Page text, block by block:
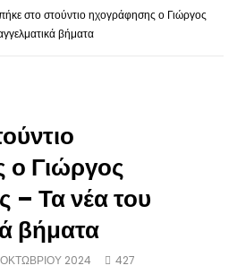
στο στούντιο ηχογράφησης ο Γιώργος
βήματα
Γιώργος
– Τα νέα του
βήματα
ΟΚΤΩΒΡΊΟΥ 2024 427